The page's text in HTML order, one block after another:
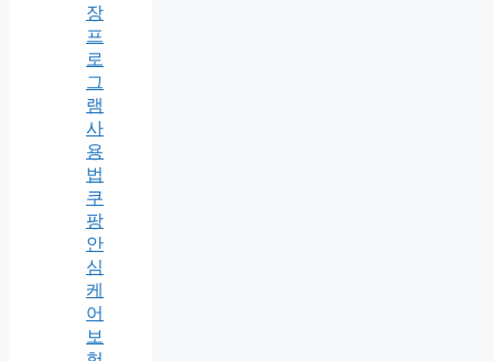
장
프
로
그
램
사
용
법
쿠
팡
안
심
케
어
보